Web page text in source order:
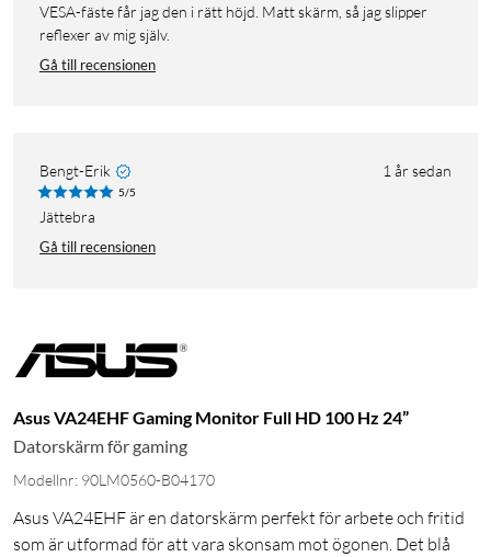
VESA-fäste får jag den i rätt höjd. Matt skärm, så jag slipper
reflexer av mig själv.
Gå till recensionen
Bengt-Erik 1 år sedan
5/5
Jättebra
Gå till recensionen
Asus VA24EHF Gaming Monitor Full HD 100 Hz 24”
Datorskärm för gaming
Modellnr: 90LM0560-B04170
Asus VA24EHF är en datorskärm perfekt för arbete och fritid
som är utformad för att vara skonsam mot ögonen. Det blå